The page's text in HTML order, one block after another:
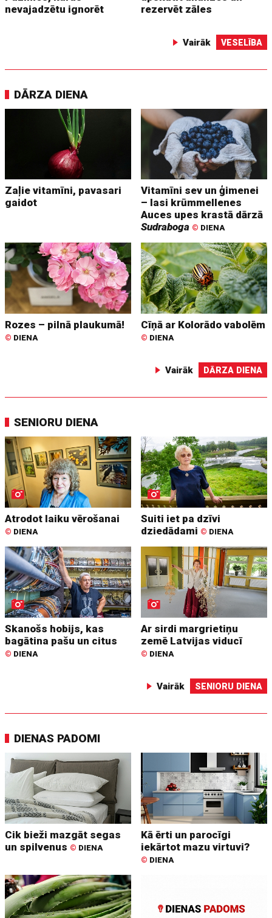
nevajadzētu ignorēt
rezervēt zāles
Vairāk VESELĪBA
DĀRZA DIENA
Zaļie vitamīni, pavasari
gaidot
Vitamīni sev un ģimenei
– lasi krūmmellenes
Auces upes krastā dārzā
Sudraboga © DIENA
Rozes – pilnā plaukumā!
© DIENA
Cīņā ar Kolorādo vabolēm
© DIENA
Vairāk DĀRZA DIENA
SENIORU DIENA
Atrodot laiku vērošanai
© DIENA
Suiti iet pa dzīvi
dziedādami © DIENA
Skanošs hobijs, kas
bagātina pašu un citus
© DIENA
Ar sirdi margrietiņu
zemē Latvijas viducī
© DIENA
Vairāk SENIORU DIENA
DIENAS PADOMI
Cik bieži mazgāt segas
un spilvenus © DIENA
Kā ērti un parocīgi
iekārtot mazu virtuvi?
© DIENA